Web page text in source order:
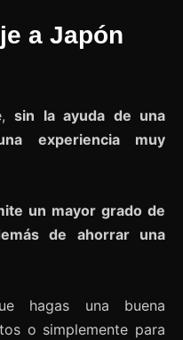
a Japón
sin la ayuda de una
experiencia muy
un mayor grado de
de ahorrar una
hagas una buena
o simplemente para